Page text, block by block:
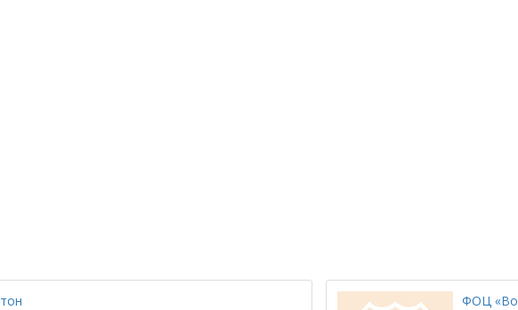
ФОЦ